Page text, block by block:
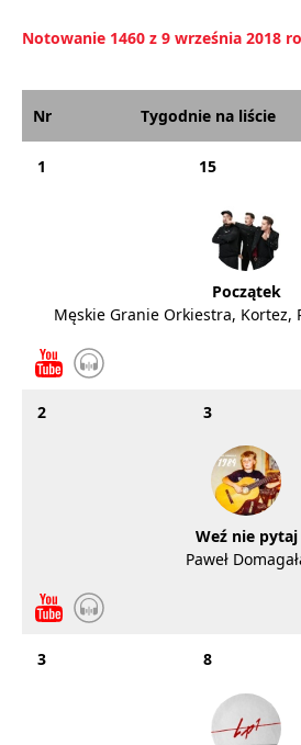
Notowanie 1460 z 9 września 2018
Nr Tygodnie na liście
1 15
Początek
Męskie Granie Orkiestra, Kortez,
2 3
Weź nie pytaj
Paweł
3 8